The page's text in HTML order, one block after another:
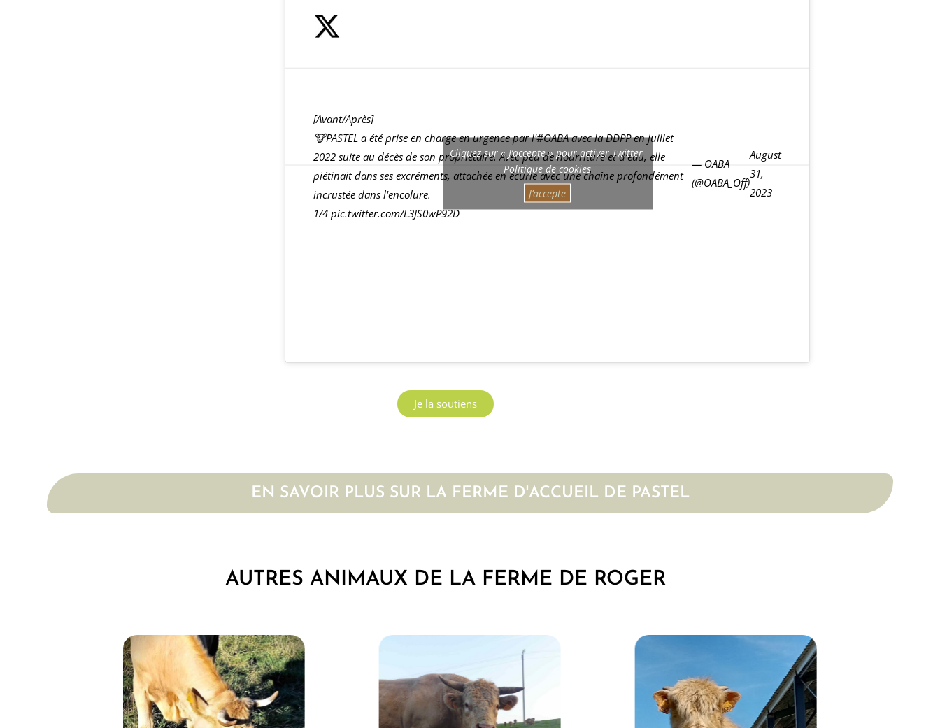
[Avant/Après]
🐮PASTEL a été prise en charge en urgence par l'#OABAavec la DDPP en juillet
2022 suite au décès de son propriétaire. Avec peu de nourriture et d’eau, elle
piétinait dans ses excréments, attachée en écurie avec une chaîne profondément
incrustée dans l'encolure.
1/4pic.twitter.com/L3JS0wP92D
— OABA
(@OABA_Off)
August
31,
2023
Cliquez sur « J’accepte » pour activer Twitter
Politique de cookies
J’accepte
Je la soutiens
EN SAVOIR PLUS SUR LA FERME D'ACCUEIL DE PASTEL
AUTRES ANIMAUX DE LA FERME DE ROGER